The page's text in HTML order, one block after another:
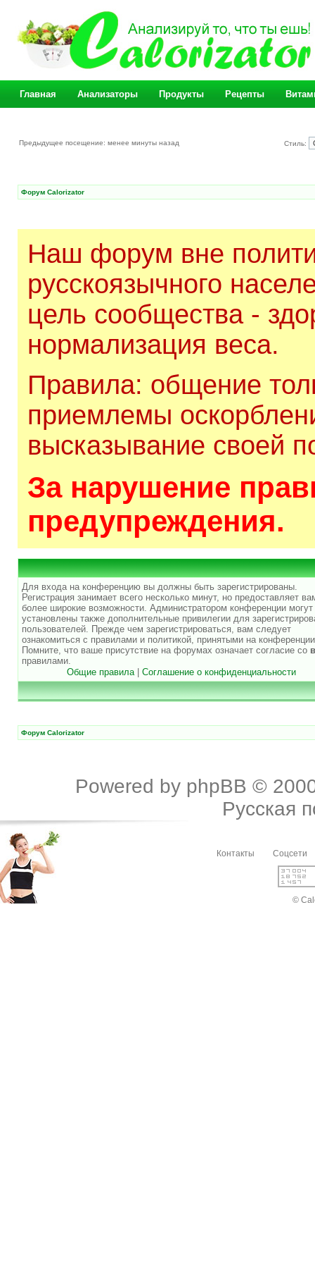
Главная Анализаторы Продукты Рецепты
Предыдущее посещение: менее минуты назад Стиль:
Форум Calorizator
Наш форум вне
русскоязычного
цель сообщества -
нормализация веса.
Правила: общение
приемлемы
высказывание своей
За нарушение
предупреждения.
Для входа на конференцию вы должны быть зарегистрированы.
Регистрация занимает всего несколько минут, но предоставляет
более широкие возможности. Администратором конференции
установлены также дополнительные привилегии для
пользователей. Прежде чем зарегистрироваться, вам следует
ознакомиться с правилами и политикой, принятыми на
Помните, что ваше присутствие на форумах означает согласие со
правилами.
Общие правила| Соглашение о конфиденциальности
Форум Calorizator
Powered by phpBB ©
Русская
Контакты Соцсети
©